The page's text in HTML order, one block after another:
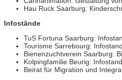
Hau Ruck Saarburg:
Infostände
TuS Fortuna Saarburg:
Tourisme Sarrebourg: Infostand
Bienenzuchtverein Saarburg:
Kolpingfamilie Beurig: Infostand
Beirat für Migration und